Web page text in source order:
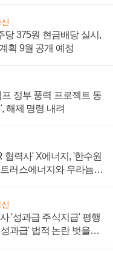
당 375원 현금배당 실시,
획 9월 공개 예정
정부 풍력 프로젝트 동
해제 명령 내려
협력사' X에너지, '한수원
러스에너지와 우라늄
'성과급 주식지급' 평행
과급' 법적 논란 벗을지